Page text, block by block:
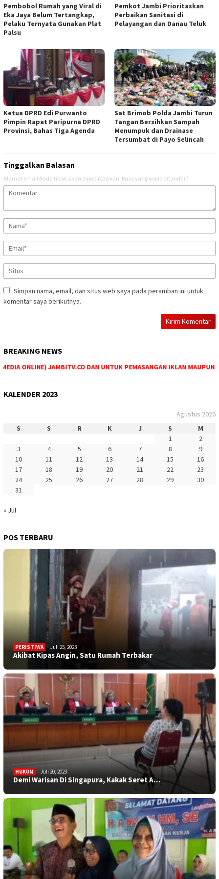
Pembobol Rumah yang Viral di
Eka Jaya Belum Tertangkap,
Pelaku Ternyata Gunakan Plat
Palsu
Pemkot Jambi Prioritaskan
Perbaikan Sanitasi di
Pelayangan dan Danau Teluk
Ketua DPRD Edi Purwanto
Pimpin Rapat Paripurna DPRD
Provinsi, Bahas Tiga Agenda
Sat Brimob Polda Jambi Turun
Tangan Bersihkan Sampah
Menumpuk dan Drainase
Tersumbat di Payo Selincah
Tinggalkan Balasan
Alamat email Anda tidak akan dipublikasikan. Ruas yang wajib ditandai *
Simpan nama, email, dan situs web saya pada peramban ini untuk
komentar saya berikutnya.
BREAKING NEWS
ONLINE) JAMBITV.CO DAN UNTUK PEMASANGAN IKLAN MAUPUN
KALENDER 2023
Agustus 2026
S
S R K J S
M
1
2
3
4 5 6 7 8
9
10
11 12 13 14 15
16
17
18 19 20 21 22
23
24
25 26 27 28 29
30
31
« Jul
POS TERBARU
PERISTIWA Juli 25, 2023
Akibat Kipas Angin, Satu Rumah Terbakar
HUKUM Juli 20, 2023
Demi Warisan Di Singapura, Kakak Seret A…